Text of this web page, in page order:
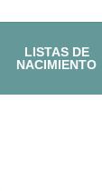
LISTAS DE
NACIMIENTO